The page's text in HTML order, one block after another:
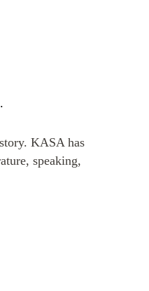
KASA has
speaking,